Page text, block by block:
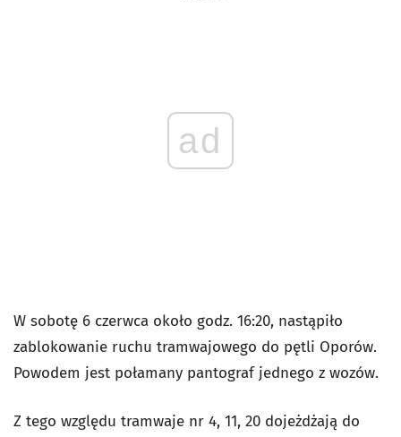
ad
W sobotę 6 czerwca około godz. 16:20, nastąpiło
zablokowanie ruchu tramwajowego do pętli Oporów.
Powodem jest połamany pantograf jednego z wozów.
Z tego względu tramwaje nr 4, 11, 20 dojeżdżają do